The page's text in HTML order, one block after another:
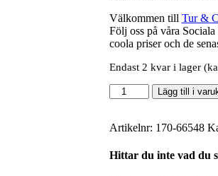
Välkommen till Tur &
Följ oss på våra
coola priser och de
Endast 2 kvar i lager
Osram
-
D8S
mängd
Lägg till i
Artikelnr: 170-66548
Hittar du inte vad du